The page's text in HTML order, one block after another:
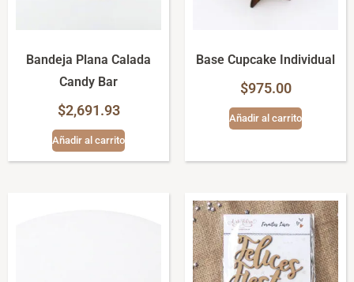
Bandeja Plana Calada
Candy Bar
$2,691.93
Añadir al carrito
Base Cupcake Individual
$975.00
Añadir al carrito